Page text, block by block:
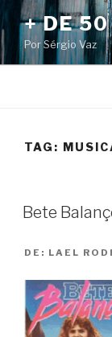
Pular
para
o
conteúdo
+ DE 50
Por Sérgio Vaz
TAG:
Bete
DE: LAEL